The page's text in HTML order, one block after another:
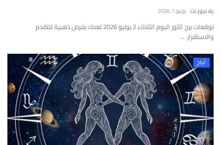
تقارير
دقيقة
وموثوقة
التحليل
العميق
والتحقق
الفوري
من
المصادر
والأرقام
يلا نيوز نت يونيو 1, 2026
توقعات برج الثور اليوم الثلاثاء 2 يونيو 2026 تعدك بفرص ذهبية للتقدم
والاستقرار. ...
أبراج